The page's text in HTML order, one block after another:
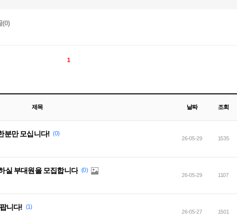
(0)
1
제목 날짜 조회
분만 모십니다! (0)
26-05-29 1535
실 부대원을 모집합니다 (0)
26-05-29 1107
니다! (1)
26-05-27 1501